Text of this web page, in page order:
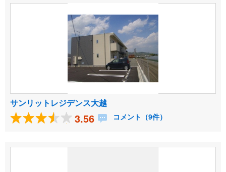
サンリットレジデンス大越
3.56 コメント（9件）